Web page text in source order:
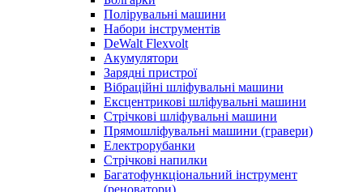
Полірувальні машини
Набори інструментів
DeWalt Flexvolt
Акумулятори
Зарядні пристрої
Вібраційні шліфувальні машини
Ексцентрикові шліфувальні машини
Стрічкові шліфувальні машини
Прямошліфувальні машини (гравери)
Електрорубанки
Стрічкові напилки
Багатофункціональний інструмент
(реноватори)